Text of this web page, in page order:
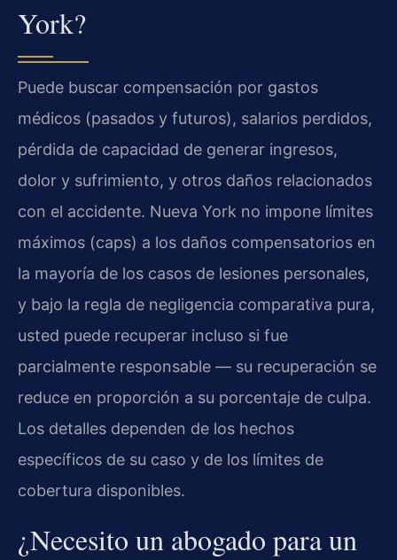
York?
Puede buscar compensación por gastos
médicos (pasados y futuros), salarios perdidos,
pérdida de capacidad de generar ingresos,
dolor y sufrimiento, y otros daños relacionados
con el accidente. Nueva York no impone límites
máximos (caps) a los daños compensatorios en
la mayoría de los casos de lesiones personales,
y bajo la regla de negligencia comparativa pura,
usted puede recuperar incluso si fue
parcialmente responsable — su recuperación se
reduce en proporción a su porcentaje de culpa.
Los detalles dependen de los hechos
específicos de su caso y de los límites de
cobertura disponibles.
¿Necesito un abogado para un